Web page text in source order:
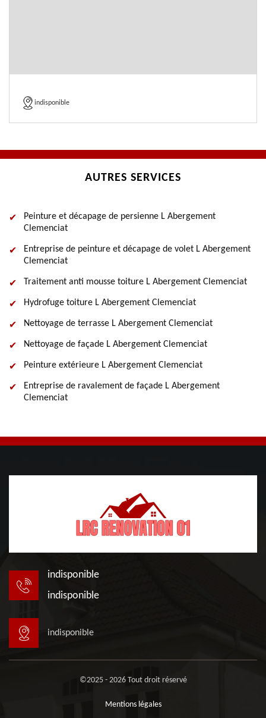
indisponible
AUTRES SERVICES
Peinture et décapage de persienne L Abergement
Clemenciat
Entreprise de peinture et décapage de volet L Abergement
Clemenciat
Traitement anti mousse toiture L Abergement Clemenciat
Hydrofuge toiture L Abergement Clemenciat
Nettoyage de terrasse L Abergement Clemenciat
Nettoyage de façade L Abergement Clemenciat
Peinture extérieure L Abergement Clemenciat
Entreprise de ravalement de façade L Abergement
Clemenciat
indisponible
indisponible
indisponible
©2025 - 2026 Tout droit réservé
Mentions légales